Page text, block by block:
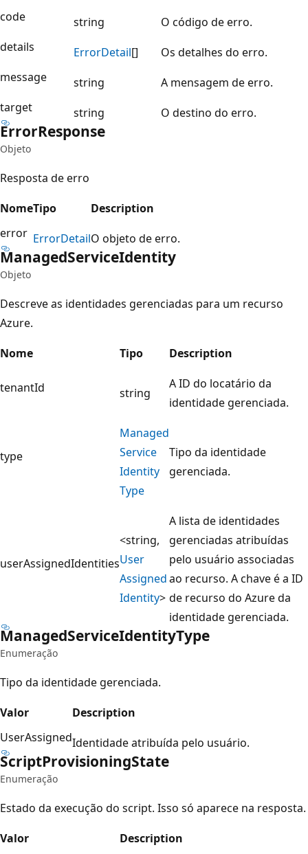
code
string
O código de erro.
details
ErrorDetail[]
Os detalhes do erro.
message
string
A mensagem de erro.
target
string O destino do erro.
ErrorResponse
Objeto
Resposta de erro
NomeTipo
Description
error ErrorDetailO objeto de erro.
ManagedServiceIdentity
Objeto
Descreve as identidades gerenciadas para um recurso
Azure.
Nome
Tipo Description
tenantId string
A ID do locatário da
identidade gerenciada.
type
Managed
Service
Identity
Type
Tipo da identidade
gerenciada.
userAssignedIdentities
<string,
User
Assigned
Identity>
A lista de identidades
gerenciadas atribuídas
pelo usuário associadas
ao recurso. A chave é a ID
de recurso do Azure da
identidade gerenciada.
ManagedServiceIdentityType
Enumeração
Tipo da identidade gerenciada.
Valor
Description
UserAssignedIdentidade atribuída pelo usuário.
ScriptProvisioningState
Enumeração
Estado da execução do script. Isso só aparece na resposta.
Valor
Description